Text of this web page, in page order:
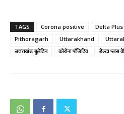
TAGS Corona positive Delta
Pithoragarh
Uttarakhand
उत्तराखंड बुलेटिन
कोरोना पॉजिटिव डेल्टा प्लस